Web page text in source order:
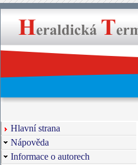
Hlavní strana
Nápověda
Informace o autorech